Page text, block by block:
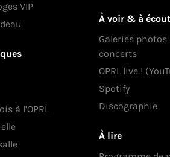
VIP
à l’OPRL
À voir & à
Galeries photos
concerts
OPRL live !
Spotify
Discographie
À lire